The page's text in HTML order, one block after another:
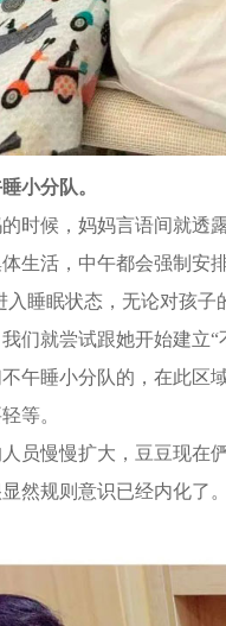
小分队。
时候，妈妈言语间就透
生活，中午都会强制安
入睡眠状态，无论对孩
们就尝试跟她开始建立
午睡小分队的，在此区
等。
员慢慢扩大，豆豆现在
然规则意识已经内化了。